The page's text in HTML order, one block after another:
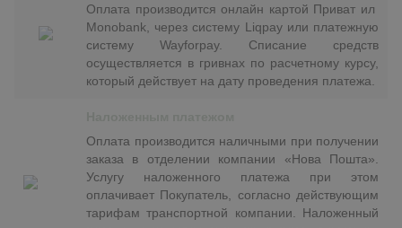
Оплата производится онлайн картой Приват ил
Monobank, через систему Liqpay или платежную
систему Wayforpay. Списание средств
осуществляется в гривнах по расчетному курсу,
который действует на дату проведения платежа.
Оплата производится наличными при получении
заказа в отделении компании «Нова Пошта».
Услугу наложенного платежа при этом
оплачивает Покупатель, согласно действующим
тарифам транспортной компании. Наложенный